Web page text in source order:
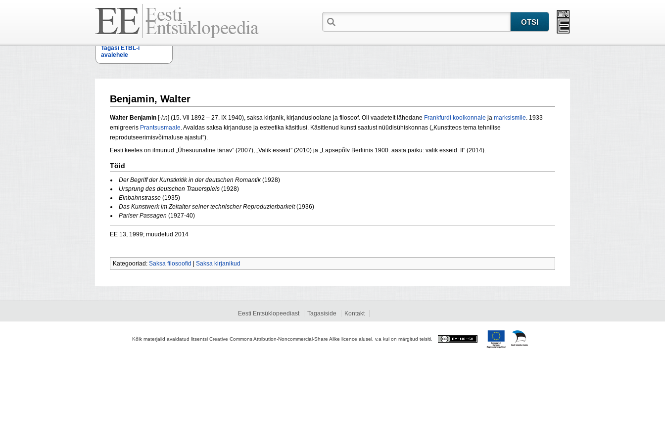
Tagasi ETBL-i
avalehele
Benjamin, Walter
Walter Benjamin [-i:n] (15. Vll 1892 – 27. IX 1940), saksa kirjanik, kirjandusloolane ja filosoof. Oli vaadeteIt lähedane Frankfurdi koolkonnale ja marksismile. 1933
emigreeris Prantsusmaale. Avaldas saksa kirjanduse ja esteetika käsitlusi. Käsitlenud kunsti saatust nüüdisühiskonnas („Kunstiteos tema tehnilise
reprodutseerimisvõimaluse ajastul”).
Eesti keeles on ilmunud „Ühesuunaline tänav” (2007), „Valik esseid” (2010) ja „Lapsepõlv Berliinis 1900. aasta paiku: valik esseid. II” (2014).
Töid
Der Begriff der Kunstkritik in der deutschen Romantik(1928)
Ursprung des deutschen Trauerspiels (1928)
Einbahnstrasse (1935)
Das Kunstwerk im Zeitalter seiner technischer Reproduzierbarkeit(1936)
Pariser Passagen (1927-40)
EE 13, 1999; muudetud 2014
Kategooriad: Saksa filosoofid Saksa kirjanikud
Eesti Entsüklopeediast Tagasiside Kontakt
Kõik materjalid avaldatud litsentsi Creative Commons Attribution-Noncommercial-Share Alike licence alusel, v.a kui on märgitud teisiti.